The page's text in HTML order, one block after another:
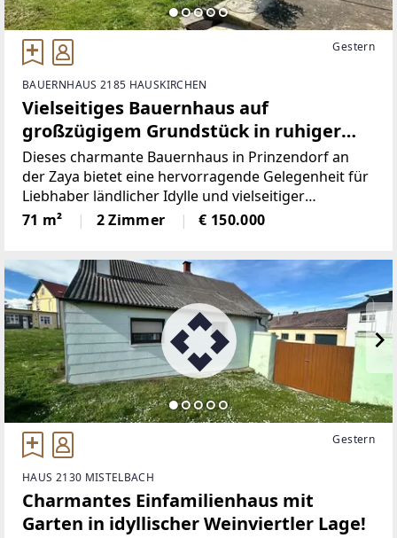
Gestern
BAUERNHAUS 2185 HAUSKIRCHEN
Vielseitiges Bauernhaus auf
großzügigem Grundstück in ruhiger
Lage
Dieses charmante Bauernhaus in Prinzendorf an
der Zaya bietet eine hervorragende Gelegenheit für
Liebhaber ländlicher Idylle und vielseitiger
Nutzungsmöglichkeiten. Auf einem großzügigen
Grundstück von ca. 1.726 m² gelegen, vereint die
71 m² 2 Zimmer € 150.000
Gestern
HAUS 2130 MISTELBACH
Charmantes Einfamilienhaus mit
Garten in idyllischer Weinviertler Lage!